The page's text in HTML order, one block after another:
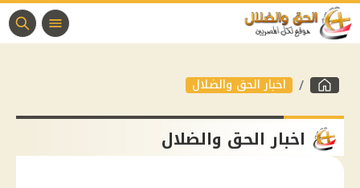
اخبار الحق والضلال
اخبار الحق والضلال